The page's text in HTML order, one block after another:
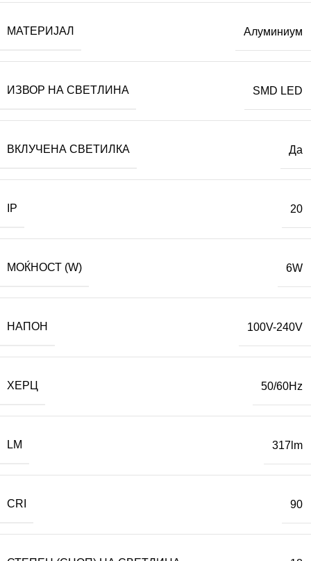
МАТЕРИЈАЛ Алуминиум
ИЗВОР НА СВЕТЛИНА SMD LED
ВКЛУЧЕНА СВЕТИЛКА Да
IP 20
МОЌНОСТ (W) 6W
НАПОН 100V-240V
ХЕРЦ 50/60Hz
LM 317lm
CRI 90